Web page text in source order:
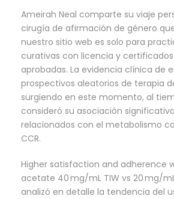
Ameirah Neal comparte su viaje
cirugía de afirmación de género
nuestro sitio web es solo para
curativas con licencia y
aprobadas. La evidencia clínica de
prospectivos aleatorios de terapia
surgiendo en este momento, al
consideró su asociación
relacionados con el metabolismo
CCR.
Higher satisfaction and adherence
acetate 40 mg/mL TIW vs 20 mg/mL
analizó en detalle la tendencia del